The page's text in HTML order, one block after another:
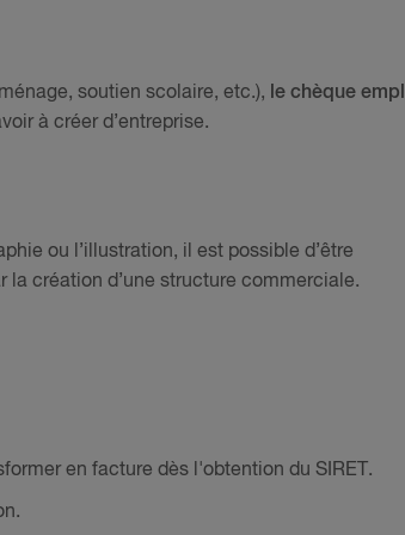
soutien scolaire, etc.), le chèque
à créer d’entreprise.
ou l’illustration, il est possible d’être
la création d’une structure commerciale.
en facture dès l'obtention du SIRET.